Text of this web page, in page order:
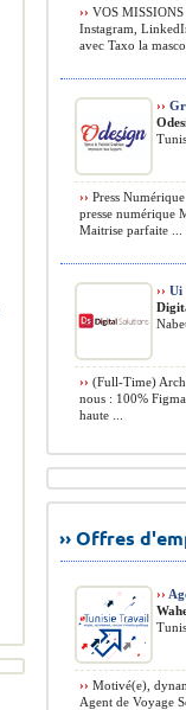
›› VOS MISSIONS
Instagram,
avec Taxo la
››
›› Press
presse numérique
Maitrise parfaite ...
›› Ui
›› (Full-Time)
nous : 100%
haute ...
›› Offres
››
›› Motivé(e),
Agent de Voyage